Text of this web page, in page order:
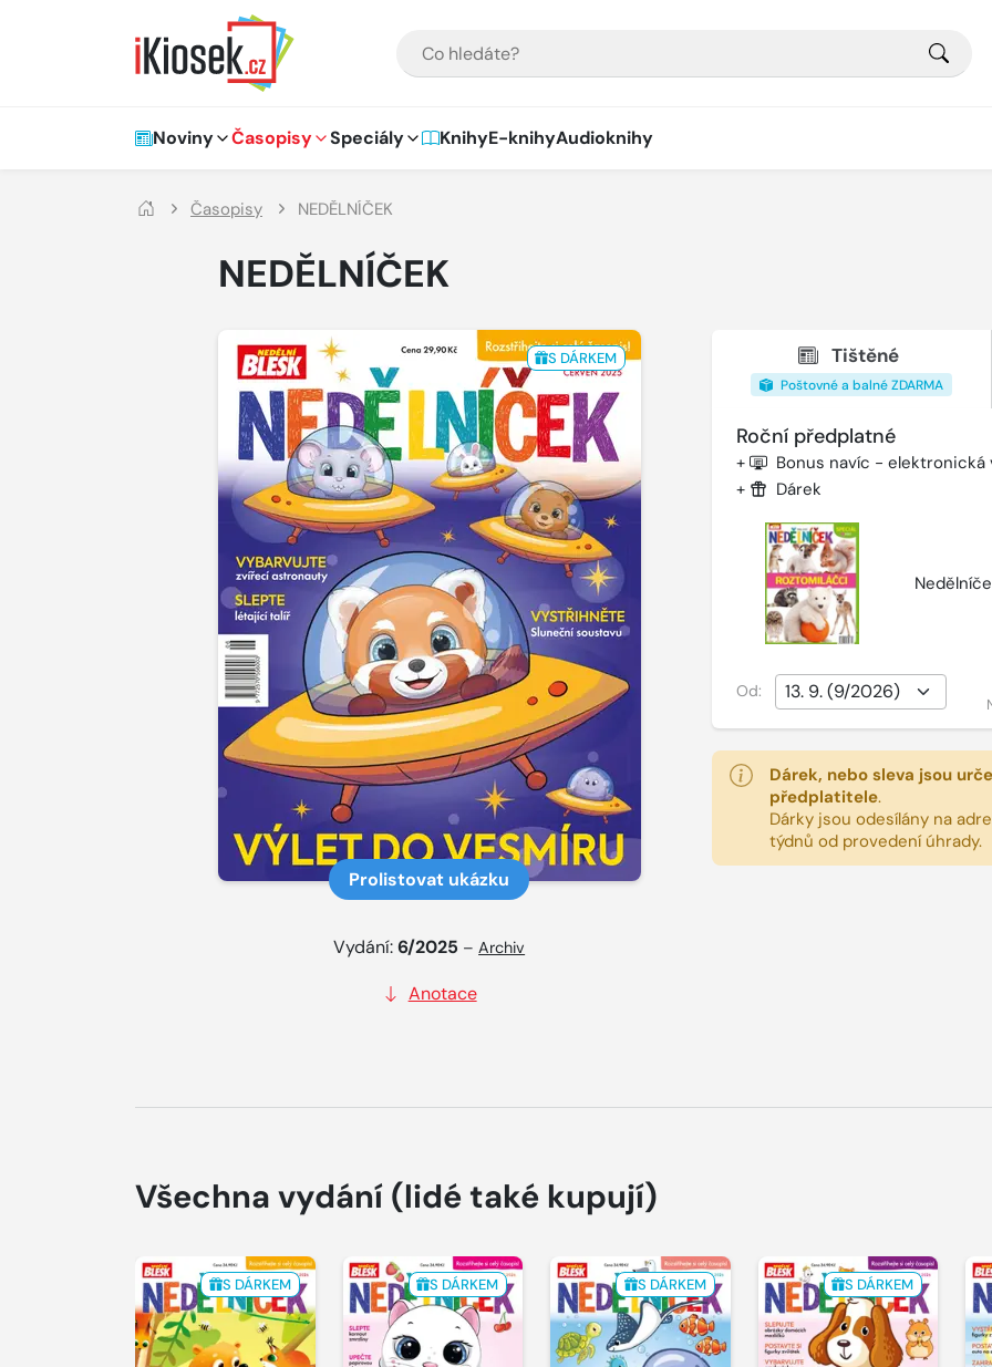
Hlavní navigace
Noviny Časopisy Speciály KnihyE-knihyAudioknihy
Časopisy NEDĚLNÍČEK
NEDĚLNÍČEK
S DÁRKEM
Prolistovat ukázku
Vydání:6/2025 –Archiv
Anotace
Tištěné
Poštovné a balné ZDARMA
Roční předplatné
+
Bonus navíc - elektronická
+
Dárek
Od:
Dárek, nebo sleva jsou
předplatitele.
Dárky jsou odesílány na
týdnů od provedení úhrady.
Všechna vydání (lidé také kupují)
S DÁRKEM S DÁRKEM S DÁRKEM S DÁRKEM